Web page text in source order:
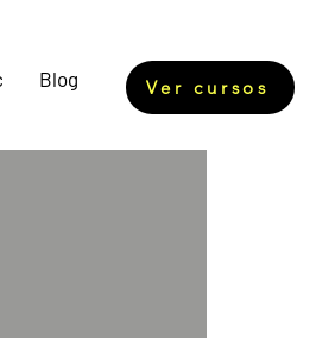
Blog Ver cursos